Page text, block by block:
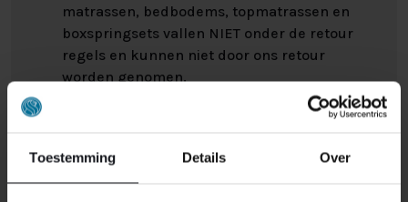
Toestemming Details Over
matrassen, bedbodems, topmatrassen en
boxspringsets vallen NIET onder de retour
regels en kunnen niet door ons retour
worden genomen.
retour wilt sturen. Wellicht omdat het product toch niet
bevalt of misschien dat er een andere reden is waarom